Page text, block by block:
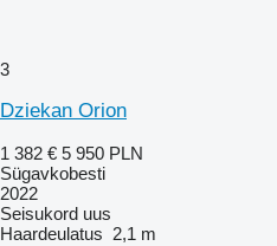
3
Dziekan Orion
1 382 € 5 950 PLN
Sügavkobesti
2022
Seisukord uus
Haardeulatus 2,1 m